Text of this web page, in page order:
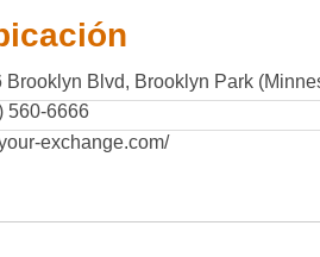
Brooklyn Blvd, Brooklyn Park
560-6666
exchange.com/